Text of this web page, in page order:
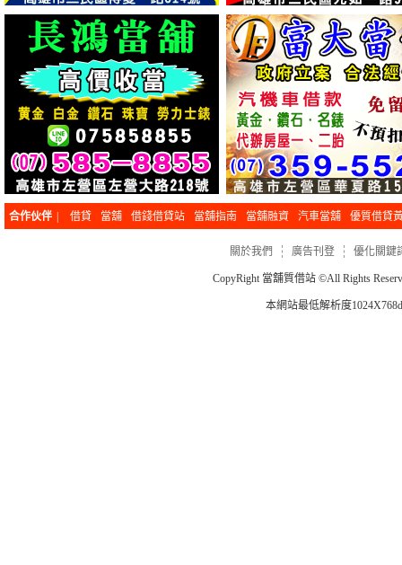
合作伙伴 借貸 當舖 借錢借貸站 當舖指南 當舖融資 汽車當舖 優質借貸
關於我們 廣告刊登 優化關鍵
CopyRight當舖質借站 ©All Rights
本網站最低解析度